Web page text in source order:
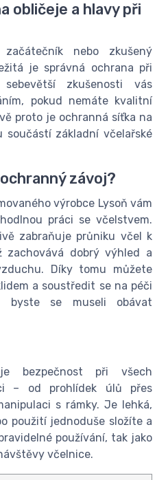
obličeje a hlavy při
nebo zkušený
je správná ochrana při
zkušenosti vás
pokud nemáte kvalitní
proto je ochranná síťka na
součástí základní včelařské
závoj?
výrobce Lysoň vám
práci se včelstvem.
zabraňuje průniku včel k
zachovává dobrý výhled a
Díky tomu můžete
a soustředit se na péči
byste se museli obávat
bezpečnost při všech
– od prohlídek úlů přes
s rámky. Je lehká,
použití jednoduše složíte a
používání, tak jako
včelnice.